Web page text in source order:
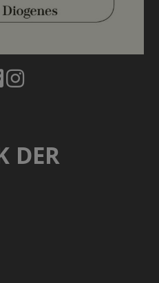
DER